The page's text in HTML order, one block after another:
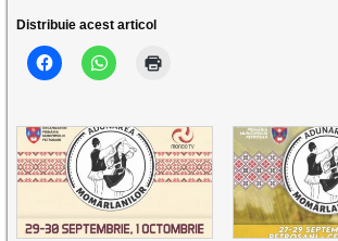
Distribuie acest articol